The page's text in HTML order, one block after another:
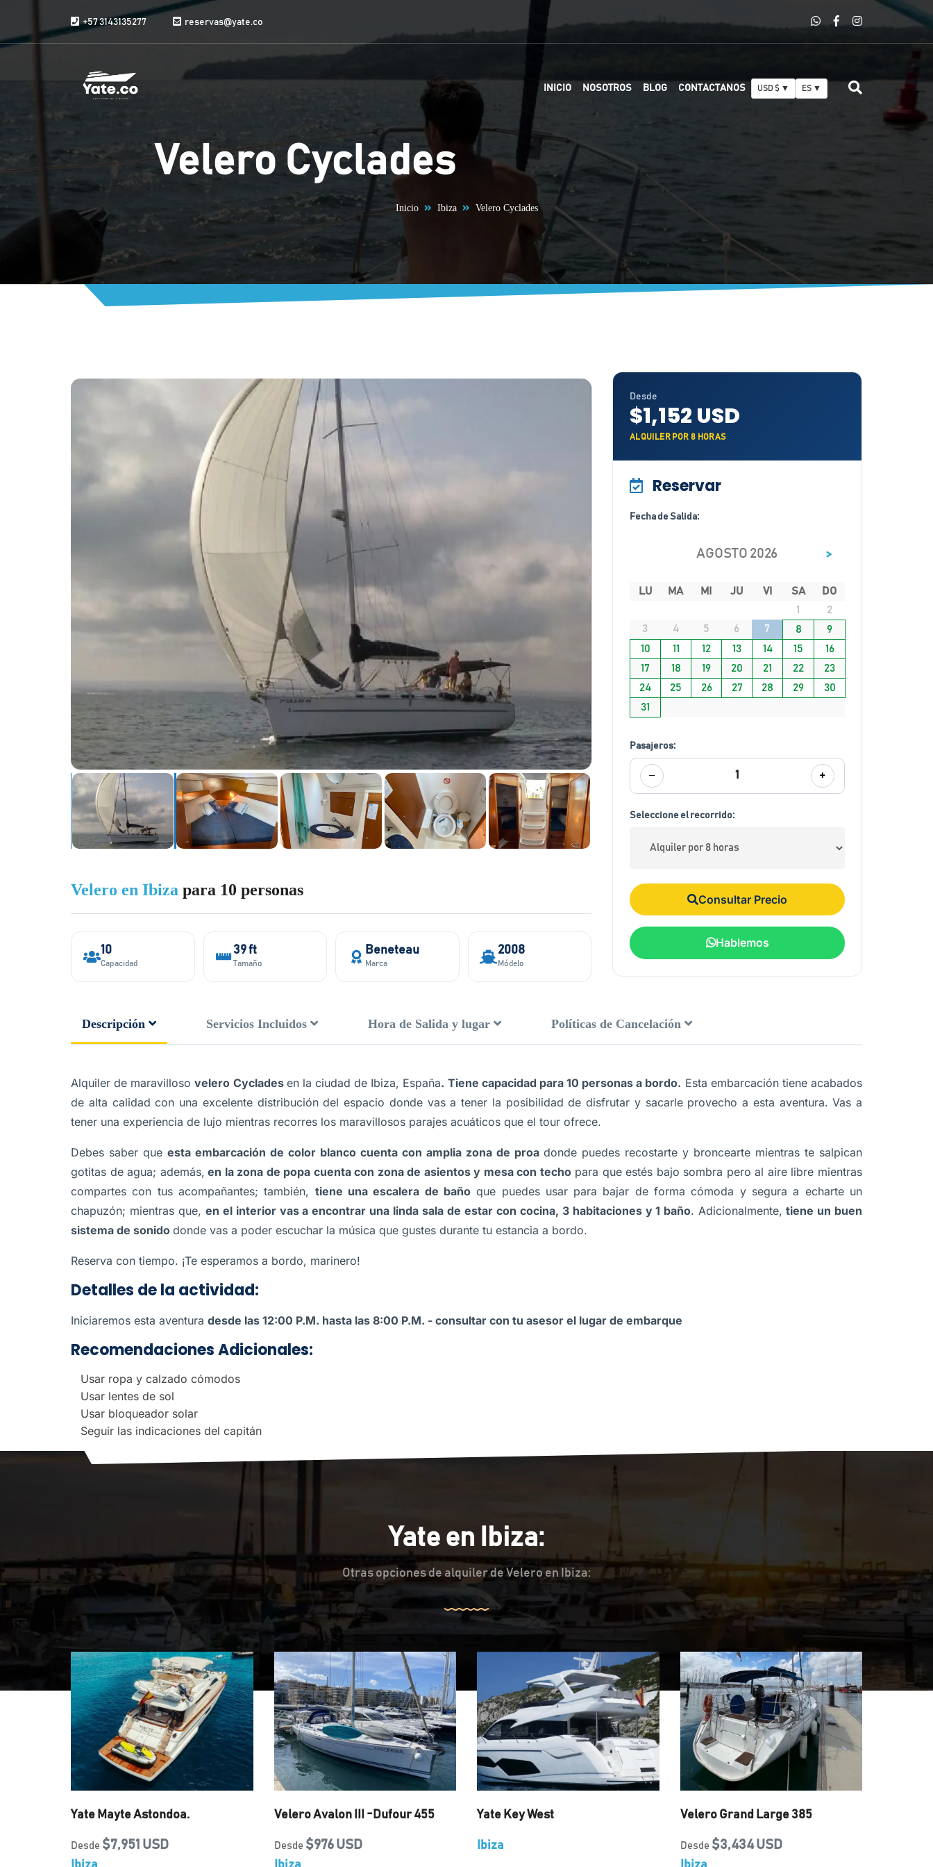
+57 3143135277 reservas@yate.co
INICIO NOSOTROS BLOG CONTACTANOS USD $ ▼ ES ▼
Velero Cyclades
Inicio Ibiza Velero Cyclades
Velero en Ibiza para 10 personas
10
Capacidad
39 ft
Tamaño
Beneteau
Marca
2008
Módelo
Desde
$1,152 USD
ALQUILER POR 8 HORAS
Reservar
Fecha de Salida:
AGOSTO 2026 >
LU MA MI JU VI SA
DO
1
2
3
4 5 6 7 8
9
10
11 12 13 14 15
16
17
18 19 20 21 22
23
24
25 26 27 28 29
30
31
Pasajeros:
− 1 +
Seleccione el recorrido:
Consultar Precio
Hablemos
Descripción Servicios Incluidos Hora de Salida y lugar Políticas de Cancelación
Alquiler de maravillosovelero Cyclades en la ciudad de Ibiza, España. Tiene capacidad para 10 personas a bordo. Esta embarcación tiene acabados
de alta calidad con una excelente distribución del espacio donde vas a tener la posibilidad de disfrutar y sacarle provecho a esta aventura. Vas a
tener una experiencia de lujo mientras recorres los maravillosos parajes acuáticos que el tour ofrece.
Debes saber que esta embarcación de color blanco cuenta con amplia zona de proa donde puedes recostarte y broncearte mientras te salpican
gotitas de agua; además, en la zona de popa cuenta con zona de asientos y mesa con techopara que estés bajo sombra pero al aire libre mientras
compartes con tus acompañantes; también, tiene una escalera de bañoque puedes usar para bajar de forma cómoda y segura a echarte un
chapuzón; mientras que, en el interior vas a encontrar una linda sala de estar con cocina, 3 habitaciones y 1 baño. Adicionalmente, tiene un buen
sistema de sonido donde vas a poder escuchar la música que gustes durante tu estancia a bordo.
Reserva con tiempo. ¡Te esperamos a bordo, marinero!
Detalles de la actividad:
Iniciaremos esta aventura desde las 12:00 P.M. hasta las 8:00 P.M. - consultar con tu asesor el lugar de embarque
Recomendaciones Adicionales:
Usar ropa y calzado cómodos
Usar lentes de sol
Usar bloqueador solar
Seguir las indicaciones del capitán
Yate en Ibiza:
Otras opciones de alquiler de Velero en Ibiza:
Yate Mayte Astondoa.
Desde $7,951 USD
Velero Avalon III -Dufour 455
Desde $976 USD
Yate Key West
Ibiza
Velero Grand Large 385
Desde $3,434 USD